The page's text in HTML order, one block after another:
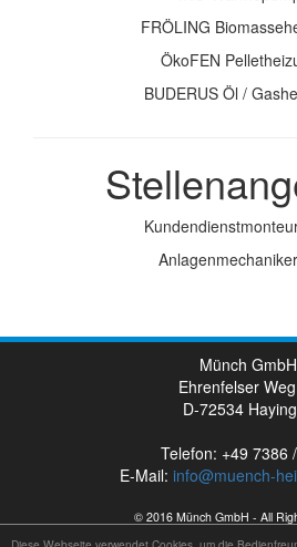
FRÖLING
ÖkoFEN
BUDERUS Öl /
Münch GmbH
Ehrenfelser
D-72534
Telefon: +49 7386
E-Mail: info@muench-
© 2016 Münch GmbH - All